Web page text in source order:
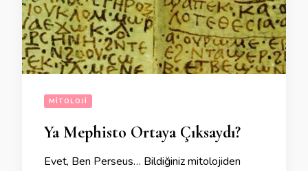
MITOLOJI
Ya Mephisto Ortaya Çıksaydı?
Evet, Ben Perseus… Bildiğiniz mitolojiden